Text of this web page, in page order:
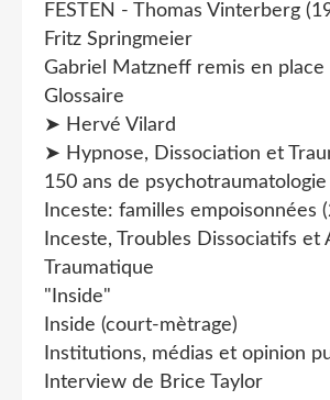
FESTEN - Thomas Vinterberg
Fritz Springmeier
Gabriel Matzneff remis en place
Glossaire
➤ Hervé Vilard
➤ Hypnose, Dissociation et
150 ans de psychotraumatologie
Inceste: familles empoisonnées
Inceste, Troubles Dissociatifs et
Traumatique
"Inside"
Inside (court-mètrage)
Institutions, médias et opinion
Interview de Brice Taylor